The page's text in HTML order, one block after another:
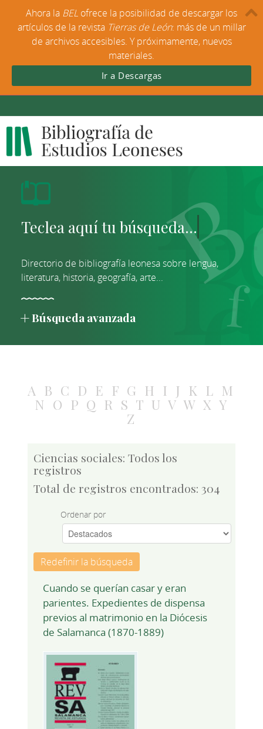
Directorio de bibliografía leonesa sobre lengua,
literatura, historia, geografía, arte...
Búsqueda avanzada
A B C D E F G H I J K L M
N O P Q R S T U V W X Y
Z
Ciencias sociales: Todos los
registros
Total de registros encontrados: 304
Ordenar por
Redefinir la búsqueda
Cuando se querían casar y eran
parientes. Expedientes de dispensa
previos al matrimonio en la Diócesis
de Salamanca (1870-1889)
Ahora la BEL ofrece la posibilidad de descargar los
artículos de la revista Tierras de León: más de un millar
de archivos accesibles. Y próximamente, nuevos
materiales.
Ir a Descargas